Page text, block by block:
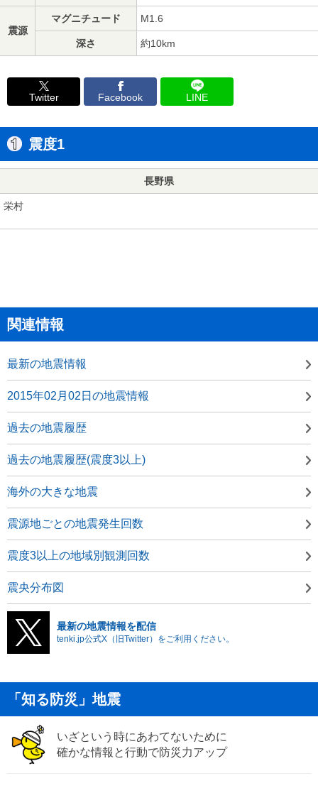
震源
マグニチュード M1.6
深さ 約10km
Twitter Facebook LINE
震度1
長野県
栄村
関連情報
最新の地震情報
2015年02月02日の地震情報
過去の地震履歴
過去の地震履歴(震度3以上)
海外の大きな地震
震源地ごとの地震発生回数
震度3以上の地域別観測回数
震央分布図
最新の地震情報を配信
tenki.jp公式X（旧Twitter）をご利用ください。
「知る防災」地震
いざという時にあわてないために
確かな情報と行動で防災力アップ